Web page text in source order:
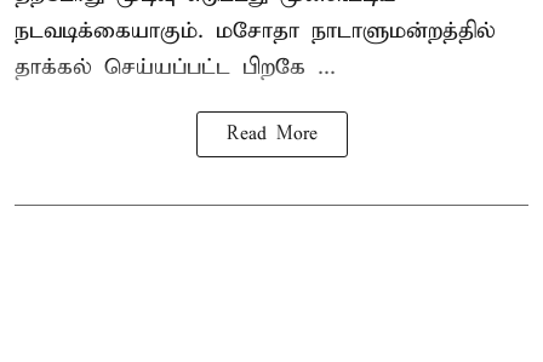
நடவடிக்கையாகும். மசோதா நாடாளுமன்றத்தில்
தாக்கல் செய்யப்பட்ட பிறகே ...
Read More